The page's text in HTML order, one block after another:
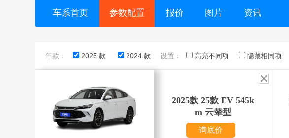
车系首页 参数配置 报价 图片 资讯
年款： 2025 款 2024 款 设置： 高亮不同项 隐藏相同项
2025款 25款 EV 545k
m 云辇型
询底价